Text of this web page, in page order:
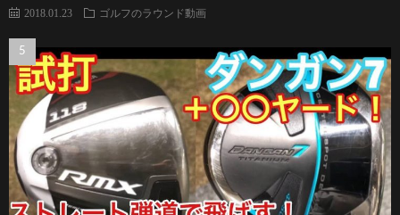
2018.01.23 ゴルフのラウンド動画